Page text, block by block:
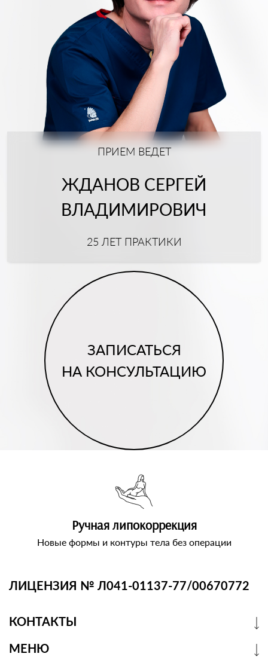
ПРИЕМ ВЕДЕТ
ЖДАНОВ СЕРГЕЙ
ВЛАДИМИРОВИЧ
25 ЛЕТ ПРАКТИКИ
ЗАПИСАТЬСЯ
НА КОНСУЛЬТАЦИЮ
Ручная липокоррекция
Новые формы и контуры тела без операции
ЛИЦЕНЗИЯ № Л041-01137-77/00670772
КОНТАКТЫ
МЕНЮ